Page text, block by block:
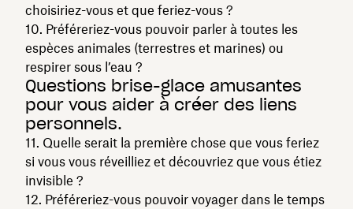
choisiriez-vous et que feriez-vous ?
10. Préféreriez-vous pouvoir parler à toutes les
espèces animales (terrestres et marines) ou
respirer sous l’eau ?
Questions brise-glace amusantes
pour vous aider à créer des liens
personnels.
11. Quelle serait la première chose que vous feriez
si vous vous réveilliez et découvriez que vous étiez
invisible ?
12. Préféreriez-vous pouvoir voyager dans le temps